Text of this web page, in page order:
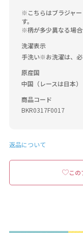
※こちらはブラジャ
す。
※柄が多少異なる場合
洗濯表示
手洗い※お洗濯は、必
原産国
中国（レースは日本）
商品コード
BKR0317F0017
返品について
こ